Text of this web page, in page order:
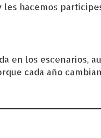
hacemos
en los escenarios,
cada año